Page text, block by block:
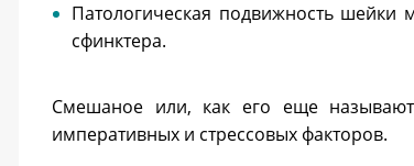
Патологическая подвижность
сфинктера.
Смешаное или, как его еще
императивных и стрессовых факторов.